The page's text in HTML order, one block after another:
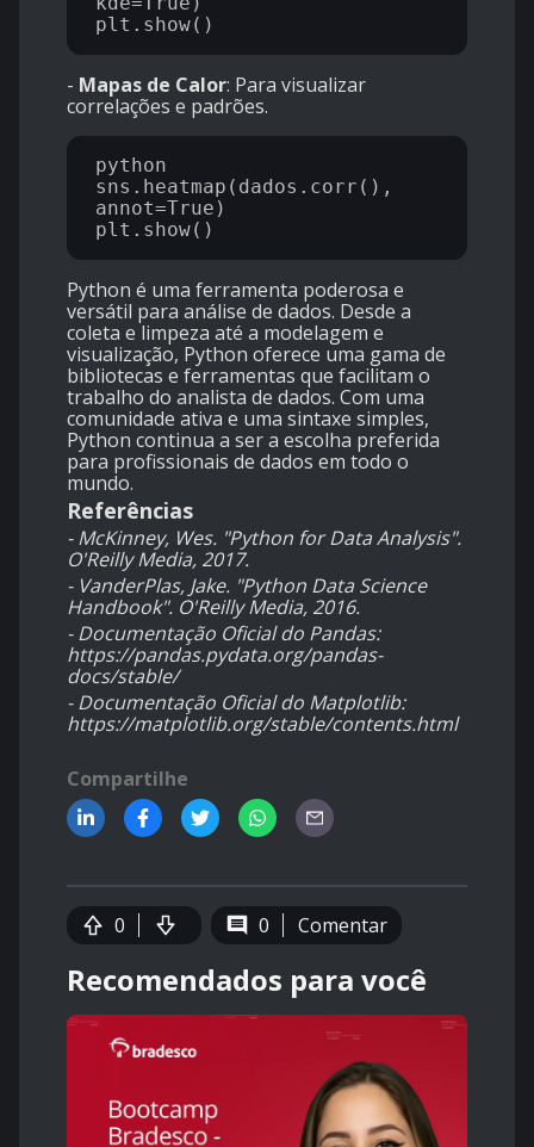
- Mapas de Calor: Para visualizar
correlações e padrões.
python
sns.heatmap(dados.corr(),
annot=True)
Python é uma ferramenta poderosa e
versátil para análise de dados. Desde a
coleta e limpeza até a modelagem e
visualização, Python oferece uma gama de
bibliotecas e ferramentas que facilitam o
trabalho do analista de dados. Com uma
comunidade ativa e uma sintaxe simples,
Python continua a ser a escolha preferida
para profissionais de dados em todo o
mundo.
Referências
- McKinney, Wes. "Python for Data Analysis".
O'Reilly Media, 2017.
- VanderPlas, Jake. "Python Data Science
Handbook". O'Reilly Media, 2016.
- Documentação Oficial do Pandas:
https://pandas.pydata.org/pandas-
docs/stable/
- Documentação Oficial do Matplotlib:
https://matplotlib.org/stable/contents.html
Compartilhe
0 0 Comentar
Recomendados para você